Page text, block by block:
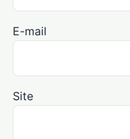
E-mail
Site